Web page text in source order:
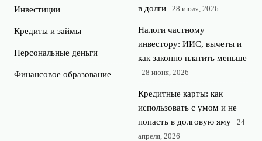
Инвестиции
Кредиты и займы
Персональные деньги
Финансовое образование
в долги
28 июля, 2026
Налоги частному
инвестору: ИИС, вычеты и
как законно платить меньше
28 июня, 2026
Кредитные карты: как
использовать с умом и не
попасть в долговую яму
24
апреля, 2026